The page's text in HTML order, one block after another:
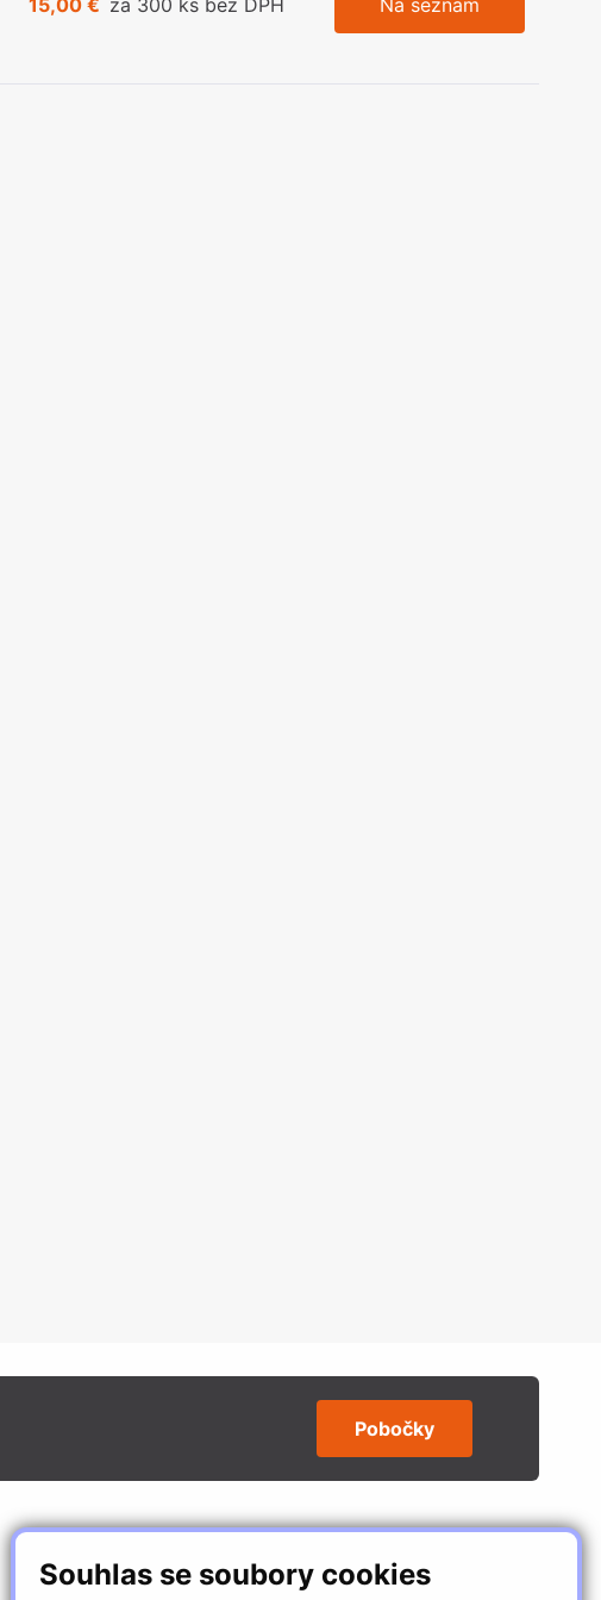
Souhlas se soubory cookies
15,00 € za 300 ks bez DPH Na seznam
Pobočky
SLEDUJTE NÁS